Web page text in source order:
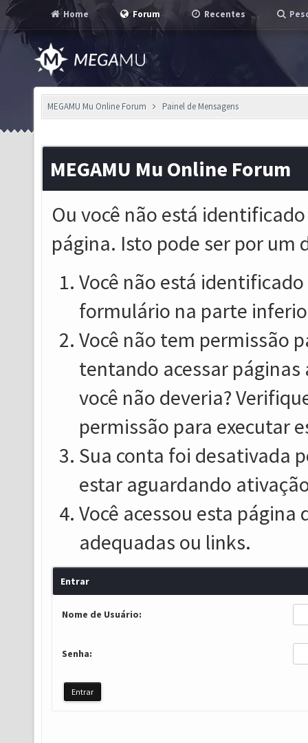
Home Forum Recentes
MEGAMU Mu Online Forum Painel de Mensagens
MEGAMU Mu Online Forum
Ou você não está
página. Isto pode ser por um
Você não está
formulário na parte
Você não tem permissão
tentando acessar
você não deveria?
permissão para executar
Sua conta foi desativada
estar aguardando
Você acessou esta
adequadas ou links.
Entrar
Nome de Usuário:
Senha: